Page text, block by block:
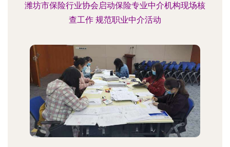
潍坊市保险行业协会启动保险专业中介机构现场核
查工作 规范职业中介活动